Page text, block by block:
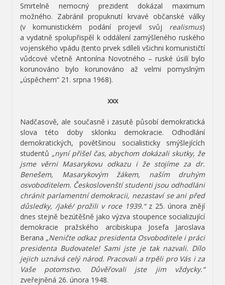
Smrtelně nemocný prezident dokázal maximum
možného. Zabránil propuknutí krvavé občanské války
(v komunistickém podání projevil svůj realismus)
a vydatně spolupřispěl k oddálení zamýšleného ruského
vojenského vpádu (tento prvek sdíleli všichni komunističtí
vůdcové včetně Antonína Novotného – ruské úsilí bylo
korunováno bylo korunováno až velmi pomyslným
„úspěchem“ 21. srpna 1968).
xxx
Nadčasově, ale současně i zasutě působí demokratická
slova této doby sklonku demokracie. Odhodlání
demokratických, povětšinou socialisticky smýšlejících
studentů „nyní přišel čas, abychom dokázali skutky, že
jsme věrni Masarykovu odkazu i že stojíme za dr.
Benešem, Masarykovým žákem, naším druhým
osvoboditelem. Českoslovenští studenti jsou odhodláni
chránit parlamentní demokracii, nezastaví se ani před
důsledky, /jaké/ prožili v roce 1939.“ z 25. února znějí
dnes stejně bezútěšně jako výzva stoupence socializující
demokracie pražského arcibiskupa Josefa Jaroslava
Berana „Neničte odkaz presidenta Osvoboditele i práci
presidenta Budovatele! Sami jste je tak nazvali. Dílo
jejich uznává celý národ. Pracovali a trpěli pro Vás i za
Vaše potomstvo. Důvěřovali jste jim vždycky.“
zveřejněná 26. února 1948.